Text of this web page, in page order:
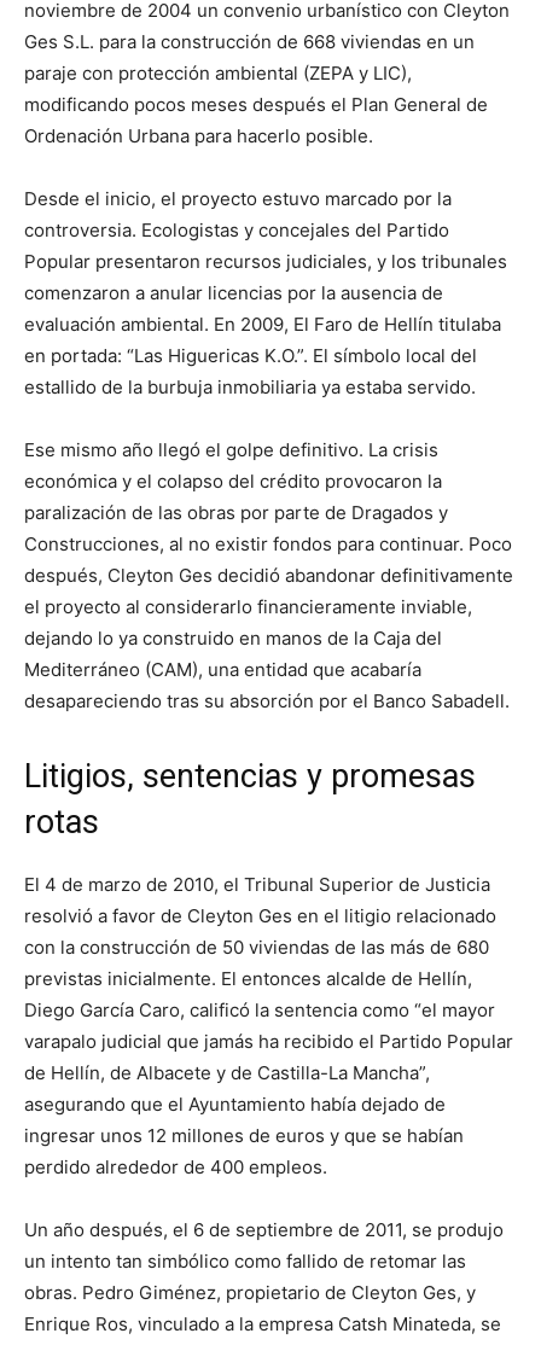
noviembre de 2004 un convenio urbanístico con Cleyton
Ges S.L. para la construcción de 668 viviendas en un
paraje con protección ambiental (ZEPA y LIC),
modificando pocos meses después el Plan General de
Ordenación Urbana para hacerlo posible.
Desde el inicio, el proyecto estuvo marcado por la
controversia. Ecologistas y concejales del Partido
Popular presentaron recursos judiciales, y los tribunales
comenzaron a anular licencias por la ausencia de
evaluación ambiental. En 2009, El Faro de Hellín titulaba
en portada: “Las Higuericas K.O.”. El símbolo local del
estallido de la burbuja inmobiliaria ya estaba servido.
Ese mismo año llegó el golpe definitivo. La crisis
económica y el colapso del crédito provocaron la
paralización de las obras por parte de Dragados y
Construcciones, al no existir fondos para continuar. Poco
después, Cleyton Ges decidió abandonar definitivamente
el proyecto al considerarlo financieramente inviable,
dejando lo ya construido en manos de la Caja del
Mediterráneo (CAM), una entidad que acabaría
desapareciendo tras su absorción por el Banco Sabadell.
Litigios, sentencias y promesas
rotas
El 4 de marzo de 2010, el Tribunal Superior de Justicia
resolvió a favor de Cleyton Ges en el litigio relacionado
con la construcción de 50 viviendas de las más de 680
previstas inicialmente. El entonces alcalde de Hellín,
Diego García Caro, calificó la sentencia como “el mayor
varapalo judicial que jamás ha recibido el Partido Popular
de Hellín, de Albacete y de Castilla-La Mancha”,
asegurando que el Ayuntamiento había dejado de
ingresar unos 12 millones de euros y que se habían
perdido alrededor de 400 empleos.
Un año después, el 6 de septiembre de 2011, se produjo
un intento tan simbólico como fallido de retomar las
obras. Pedro Giménez, propietario de Cleyton Ges, y
Enrique Ros, vinculado a la empresa Catsh Minateda, se